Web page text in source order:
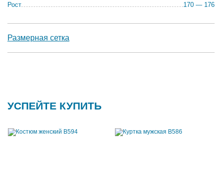
Рост 170 — 176
Размерная сетка
УСПЕЙТЕ КУПИТЬ